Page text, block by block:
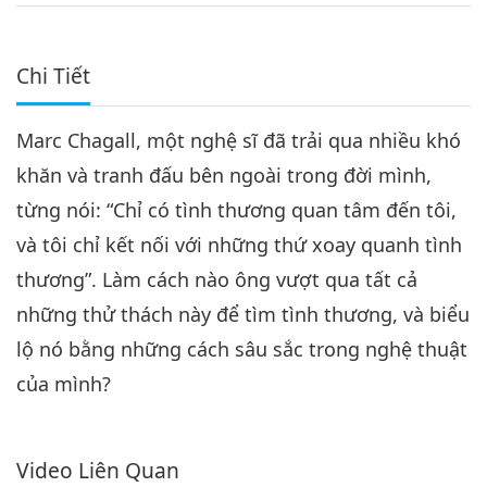
Chi Tiết
Marc Chagall, một nghệ sĩ đã trải qua nhiều khó
khăn và tranh đấu bên ngoài trong đời mình,
từng nói: “Chỉ có tình thương quan tâm đến tôi,
và tôi chỉ kết nối với những thứ xoay quanh tình
thương”. Làm cách nào ông vượt qua tất cả
những thử thách này để tìm tình thương, và biểu
lộ nó bằng những cách sâu sắc trong nghệ thuật
của mình?
Video Liên Quan